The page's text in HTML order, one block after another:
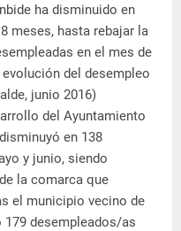
ha disminuido en
meses, hasta rebajar la
en el mes de
del desempleo
junio 2016)
del Ayuntamiento
en 138
y junio, siendo
la comarca que
el municipio vecino de
179 desempleados/as